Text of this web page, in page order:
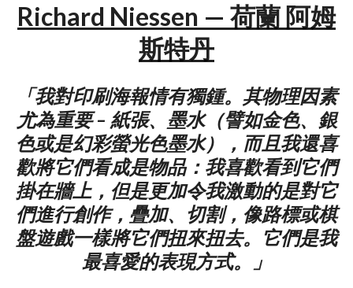
Richard Niessen — 荷蘭 阿姆
斯特丹
「我對印刷海報情有獨鍾。其物理因素
尤為重要 – 紙張、墨水（譬如金色、銀
色或是幻彩螢光色墨水），而且我還喜
歡將它們看成是物品：我喜歡看到它們
掛在牆上，但是更加令我激動的是對它
們進行創作，疊加、切割，像路標或棋
盤遊戲一樣將它們扭來扭去。它們是我
最喜愛的表現方式。」